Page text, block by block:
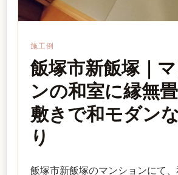
施工例
飯塚市新飯塚｜
ンの和室に縁無
敷きで和モダン
り
飯塚市新飯塚のマンションにて